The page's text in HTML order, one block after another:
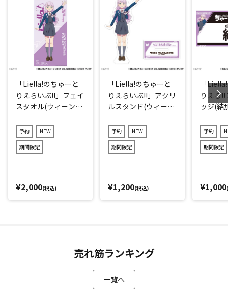
「Liella!のちゅーと
りえらいぶ!!」フェイ
スタオル(ウィーン・
予約 NEW
期間限定
¥2,000(税込)
「Liella!のちゅーと
りえらいぶ!!」アクリ
ルスタンド(ウィー
予約 NEW
期間限定
¥1,200(税込)
「
りえら
ッジ(結
予約
期間限定
¥1,000
売れ筋ランキング
一覧へ